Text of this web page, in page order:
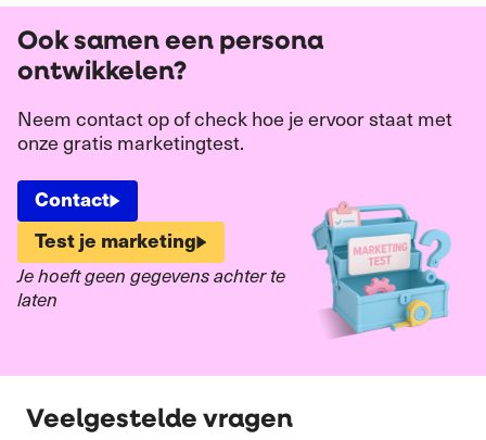
Ook samen een persona
ontwikkelen?
Neem contact op of check hoe je ervoor staat met
onze gratis marketingtest.
Contact
Test je marketing
Je hoeft geen gegevens achter te
laten
Veelgestelde vragen